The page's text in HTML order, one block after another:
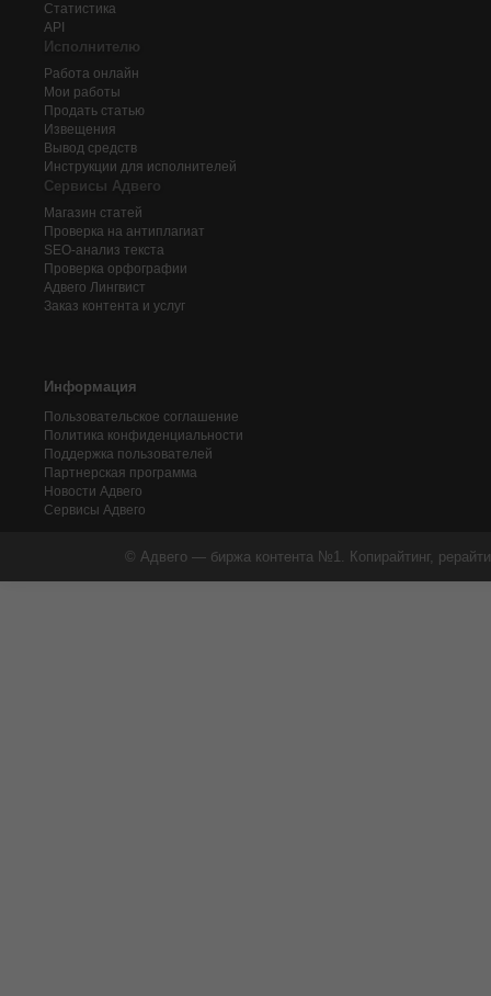
Статистика
API
Исполнителю
Работа онлайн
Мои работы
Продать статью
Извещения
Вывод средств
Инструкции для исполнителей
Сервисы Адвего
Магазин статей
Проверка на антиплагиат
SEO-анализ текста
Проверка орфографии
Адвего Лингвист
Заказ контента и услуг
Информация
Пользовательское соглашение
Политика конфиденциальности
Поддержка пользователей
Партнерская программа
Новости Адвего
Сервисы Адвего
© Адвего — биржа контента №1. Копирайтинг,